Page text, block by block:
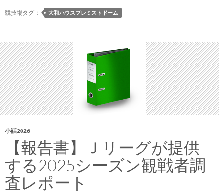
ス
ー
ム
が
モ
バ
イ
ル
ー
ダ
ー
シ
ス
競技場タグ： 大和ハウスプレミストドーム
小話2026
【報告書】Ｊリーグが提供
する2025シーズン観戦者調
査レポート